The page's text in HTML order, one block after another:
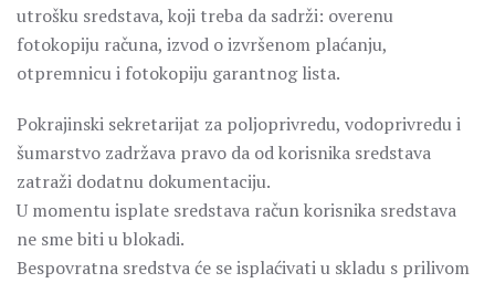
utrošku sredstava, koji treba da sadrži: overenu
fotokopiju računa, izvod o izvršenom plaćanju,
otpremnicu i fotokopiju garantnog lista.
Pokrajinski sekretarijat za poljoprivredu, vodoprivredu i
šumarstvo zadržava pravo da od korisnika sredstava
zatraži dodatnu dokumentaciju.
U momentu isplate sredstava račun korisnika sredstava
ne sme biti u blokadi.
Bespovratna sredstva će se isplaćivati u skladu s prilivom